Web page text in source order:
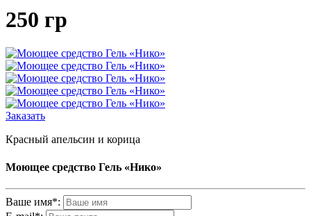
250 гр
Заказать
Красный апельсин и корица
Моющее средство Гель «Нико»
Ваше имя*: